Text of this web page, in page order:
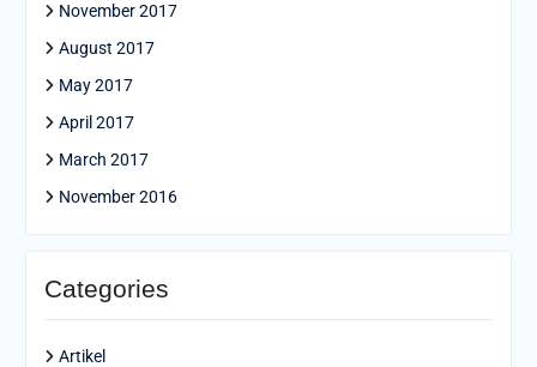
November 2017
August 2017
May 2017
April 2017
March 2017
November 2016
Categories
Artikel